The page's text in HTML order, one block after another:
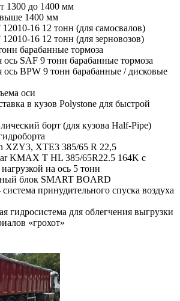
1300 до 1400 мм
1400 мм
16 12 тонн (для самосвалов)
16 12 тонн (для зерновозов)
барабанные тормоза
ось SAF 9 тонн барабанные тормоза
ось BPW 9 тонн барабанные / дисковые
оси
в кузов Polystone для быстрой
борт (для кузова Half-Pipe)
XTE3 385/65 R 22,5
KMAX T HL 385/65R22.5 164K с
на ось 5 тонн
блок SMART BOARD
принудительного спуска воздуха
гидросистема для облегчения выгрузки
«грохот»